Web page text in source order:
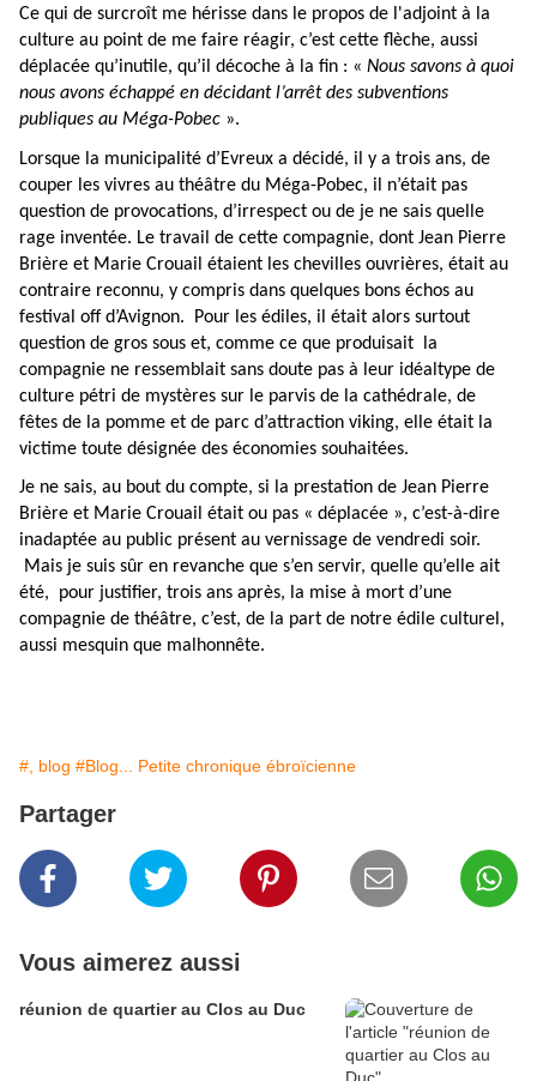
Ce qui de surcroît me hérisse dans le propos de l'adjoint à la
culture au point de me faire réagir, c’est cette flèche, aussi
déplacée qu’inutile, qu’il décoche à la fin : « Nous savons à quoi
nous avons échappé en décidant l’arrêt des subventions
publiques au Méga-Pobec ».
Lorsque la municipalité d’Evreux a décidé, il y a trois ans, de
couper les vivres au théâtre du Méga-Pobec, il n’était pas
question de provocations, d’irrespect ou de je ne sais quelle
rage inventée. Le travail de cette compagnie, dont Jean Pierre
Brière et Marie Crouail étaient les chevilles ouvrières, était au
contraire reconnu, y compris dans quelques bons échos au
festival off d’Avignon. Pour les édiles, il était alors surtout
question de gros sous et, comme ce que produisait la
compagnie ne ressemblait sans doute pas à leur idéaltype de
culture pétri de mystères sur le parvis de la cathédrale, de
fêtes de la pomme et de parc d’attraction viking, elle était la
victime toute désignée des économies souhaitées.
Je ne sais, au bout du compte, si la prestation de Jean Pierre
Brière et Marie Crouail était ou pas « déplacée », c’est-à-dire
inadaptée au public présent au vernissage de vendredi soir.
Mais je suis sûr en revanche que s’en servir, quelle qu’elle ait
été, pour justifier, trois ans après, la mise à mort d’une
compagnie de théâtre, c’est, de la part de notre édile culturel,
aussi mesquin que malhonnête.
#, blog #Blog... Petite chronique ébroïcienne
Partager
Vous aimerez aussi
réunion de quartier au Clos au Duc